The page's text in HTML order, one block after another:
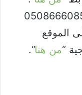
الموقع
“من هنا“.